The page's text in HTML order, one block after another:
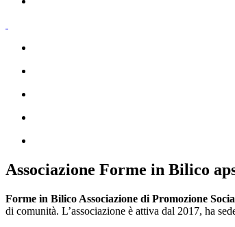
Associazione Forme in Bilico
Forme in Bilico Associazione di Promozione
di comunità. L’associazione è attiva dal 2017, ha